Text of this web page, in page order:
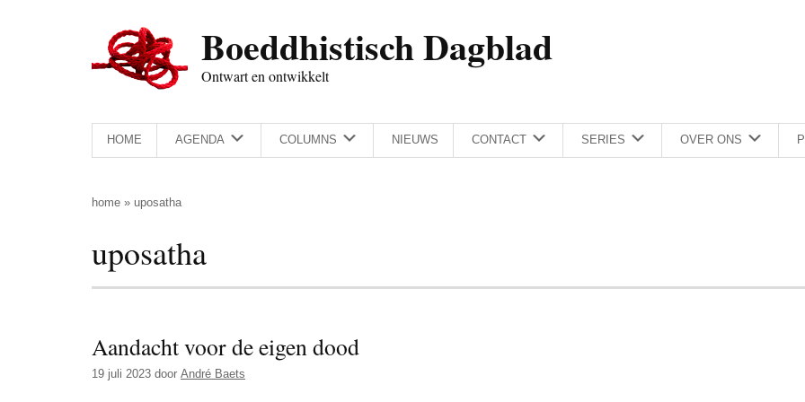
Boeddhistisch Dagblad
Ontwart en ontwikkelt
HOME AGENDA COLUMNS NIEUWS CONTACT SERIES OVER ONS
home » uposatha
uposatha
Aandacht voor de eigen dood
19 juli 2023 door André Baets